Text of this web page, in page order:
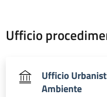
Ufficio
Ufficio
Ambiente